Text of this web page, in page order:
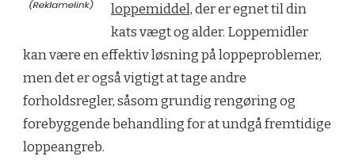
loppemiddel,der er egnet til din
kats vægt og alder. Loppemidler
kan være en effektiv løsning på loppeproblemer,
men det er også vigtigt at tage andre
forholdsregler, såsom grundig rengøring og
forebyggende behandling for at undgå fremtidige
loppeangreb.